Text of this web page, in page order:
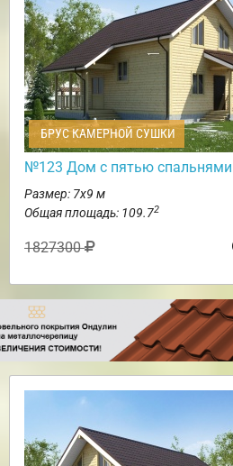
БРУС КАМЕРНОЙ СУШКИ
№123 Дом с пятью спальнями
Размер: 7х9 м
Общая площадь: 109.72
1827300